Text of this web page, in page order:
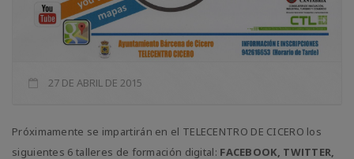
27 DE ABRIL DE 2015
Próximamente se impartirán en el TELECENTRO DE CICERO los
siguientes 6 talleres de formación digital: FACEBOOK, TWITTER,